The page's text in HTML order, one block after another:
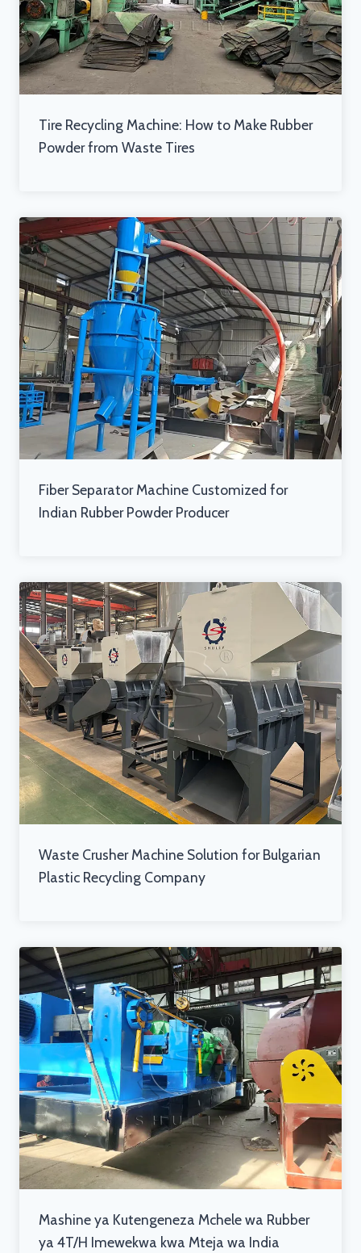
Tire Recycling Machine: How to Make Rubber
Powder from Waste Tires
Fiber Separator Machine Customized for
Indian Rubber Powder Producer
Waste Crusher Machine Solution for Bulgarian
Plastic Recycling Company
Mashine ya Kutengeneza Mchele wa Rubber
ya 4T/H Imewekwa kwa Mteja wa India